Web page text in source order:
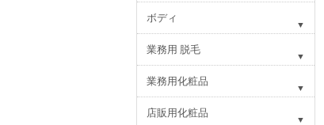
ボディ
業務用 脱毛
業務用化粧品
店販用化粧品